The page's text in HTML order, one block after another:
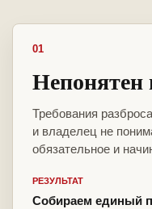
01
Требования
и владелец не
обязательное и
РЕЗУЛЬТАТ
Собираем единый